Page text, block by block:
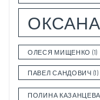
ОЛЕСЯ МИЩЕНКО (1)
ПАВЕЛ САНДОВИЧ (1)
ПОЛИНА КАЗАНЦЕВА